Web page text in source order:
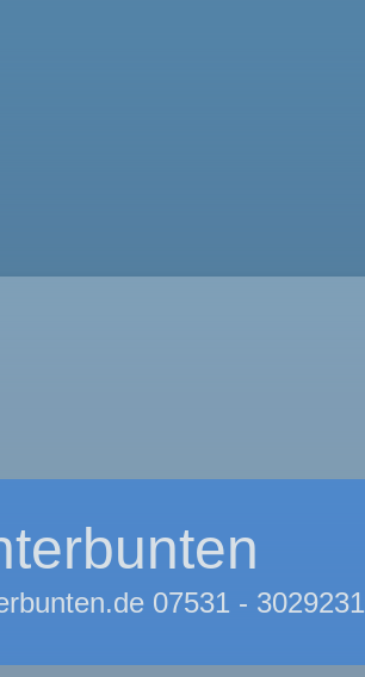
07531 - 3029231